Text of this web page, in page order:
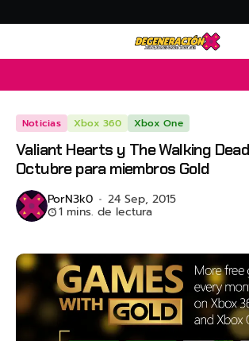
Noticias Xbox 360 Xbox One
Valiant Hearts y The Walking
Octubre para miembros Gold
PorN3k0 24 Sep, 2015
1 mins. de lectura